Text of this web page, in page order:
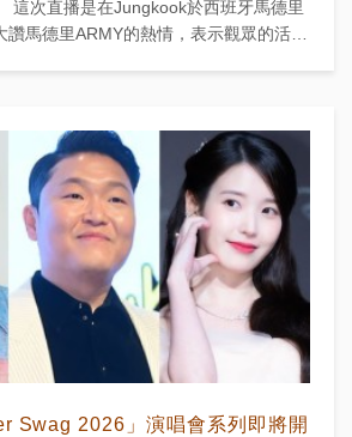
讚馬德里ARMY的熱情，表示觀眾的活力
Swag 2026」演唱會系列即將開